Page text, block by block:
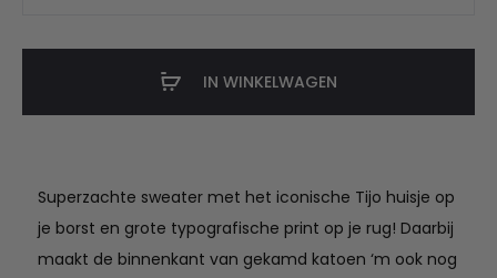
Superzachte sweater met het iconische Tijo huisje op
je borst en grote typografische print op je rug! Daarbij
maakt de binnenkant van gekamd katoen ‘m ook nog
IN WINKELWAGEN